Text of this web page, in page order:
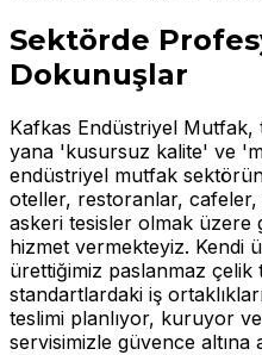
Sektörde
Dokunuşlar
Kafkas Endüstriyel Mutfak,
yana 'kusursuz kalite' ve
endüstriyel mutfak
oteller, restoranlar, cafeler,
askeri tesisler olmak
hizmet vermekteyiz. Kendi
ürettiğimiz paslanmaz çelik
standartlardaki iş
teslimi planlıyor, kuruyor
servisimizle güvence altına